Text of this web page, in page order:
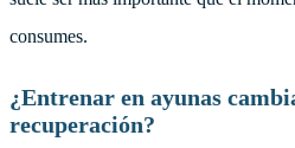
consumes.
¿Entrenar en ayunas
recuperación?